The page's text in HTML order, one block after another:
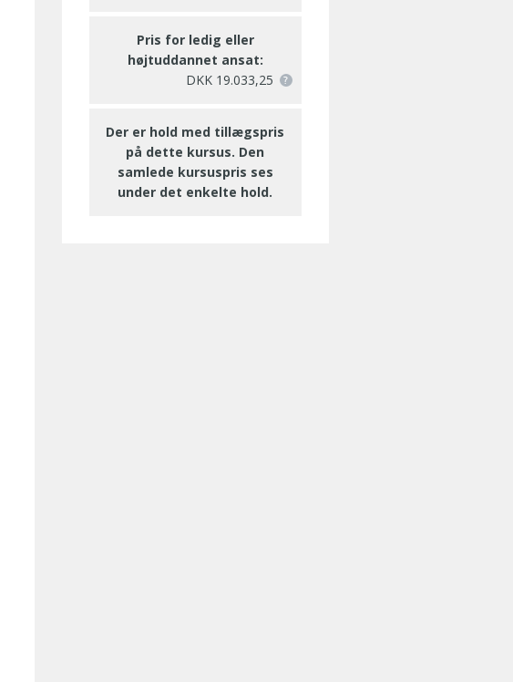
Pris for ledig eller
højtuddannet ansat:
DKK 19.033,25
Der er hold med tillægspris
på dette kursus. Den
samlede kursuspris ses
under det enkelte hold.